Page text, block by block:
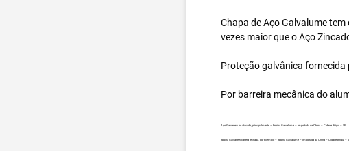
Chapa de Aço Galvalume
vezes maior que o Aço
Proteção galvânica fornecida
Por barreira mecânica do
Aço Galvanew no atacado, principalmente – Bobina Galvalume – Importada da China – Cidade Birigui – SP.
Bobina Galvanew carreta fechada, por exemplo – Bobina Galvalume – Importada da China – Cidade Birigui –